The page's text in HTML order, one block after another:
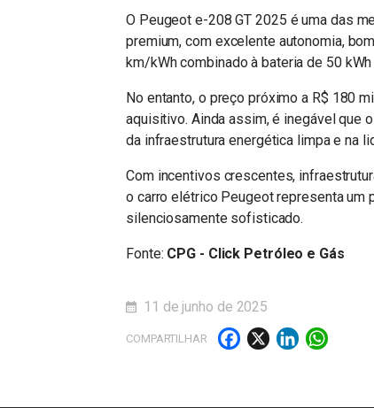
O Peugeot e-208 GT 2025 é uma das
premium, com excelente autonomia,
km/kWh combinado à bateria de 50
No entanto, o preço próximo a R$ 180
aquisitivo. Ainda assim, é inegável que
da infraestrutura energética limpa e na
Com incentivos crescentes,
o carro elétrico Peugeot representa um
silenciosamente sofisticado.
Fonte: CPG - Click Petróleo e Gás
11 de junho de 2025
COMPARTILHAR Facebook
X